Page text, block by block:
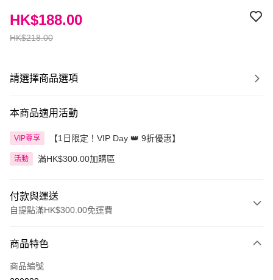
HK$218.00
HK$188.00
請選擇商品選項
本商品適用活動
VIP尊享 【1日限定！VIP Day 👑 9折優惠】
活動 滿HK$300.00加購區
付款與運送
自提點滿HK$300.00免運費
信用卡
Apple Pay
商品特色
商品編號